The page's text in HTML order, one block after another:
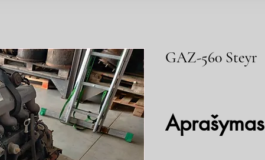
GAZ-560 Steyr
Aprašymas